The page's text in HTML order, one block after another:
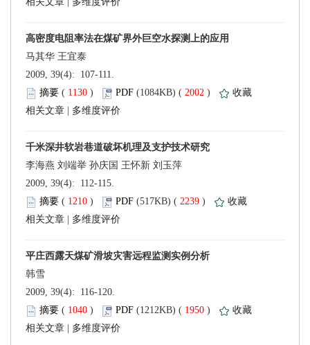
2009, 39(4): 107-111.
(
) 2002 )
2009, 39(4): 112-115.
(
) 2239 )
2009, 39(4): 116-120.
(
) 1950 )